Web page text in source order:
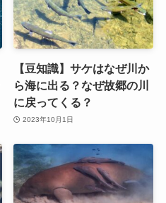
【豆知識】サケはなぜ川か
ら海に出る？なぜ故郷の川
に戻ってくる？
2023年10月1日